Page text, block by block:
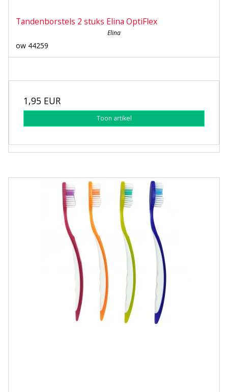
Tandenborstels 2 stuks Elina OptiFlex
Elina
ow 44259
1,95 EUR
Toon artikel